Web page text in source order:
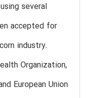
several
accepted for
industry.
Organization,
European Union